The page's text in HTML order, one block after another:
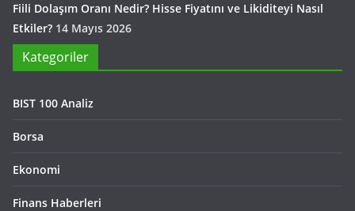
Fiili Dolaşım Oranı Nedir? Hisse Fiyatını ve Likiditeyi Nasıl
Etkiler? 14 Mayıs 2026
Kategoriler
BIST 100 Analiz
Borsa
Ekonomi
Finans Haberleri